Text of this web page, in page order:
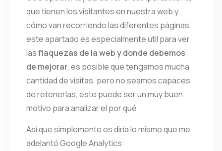
que tienen los visitantes en nuestra web y
cómo van recorriendo las diferentes páginas,
este apartado es especialmente útil para ver
lasflaquezas de la web y donde debemos
de mejorar, es posible que tengamos mucha
cantidad de visitas, pero no seamos capaces
de retenerlas, este puede ser un muy buen
motivo para analizar el por qué.
Así que simplemente os diría lo mismo que me
adelantó Google Analytics: